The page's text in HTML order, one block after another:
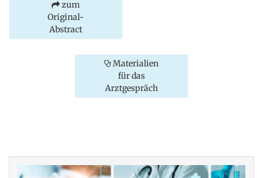
zum
Original-
Abstract
Materialien
für das
Arztgespräch